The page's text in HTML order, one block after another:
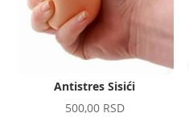
Antistres Sisići
500,00 RSD